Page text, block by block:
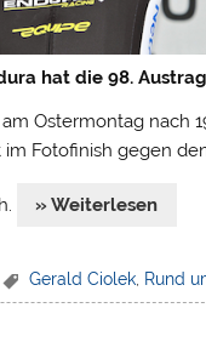
hat die 98.
Ostermontag nach
Fotofinish gegen
» Weiterlesen
Gerald Ciolek, Rund